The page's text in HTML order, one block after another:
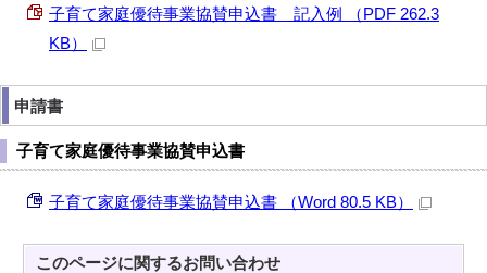
子育て家庭優待事業協賛申込書 記入例 （PDF 262.3
KB）
申請書
子育て家庭優待事業協賛申込書
子育て家庭優待事業協賛申込書 （Word 80.5 KB）
このページに関するお問い合わせ